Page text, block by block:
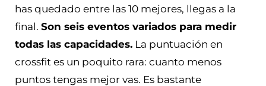
has quedado entre las 10 mejores, llegas a la
final. Son seis eventos variados para medir
todas las capacidades. La puntuación en
crossfit es un poquito rara: cuanto menos
puntos tengas mejor vas. Es bastante